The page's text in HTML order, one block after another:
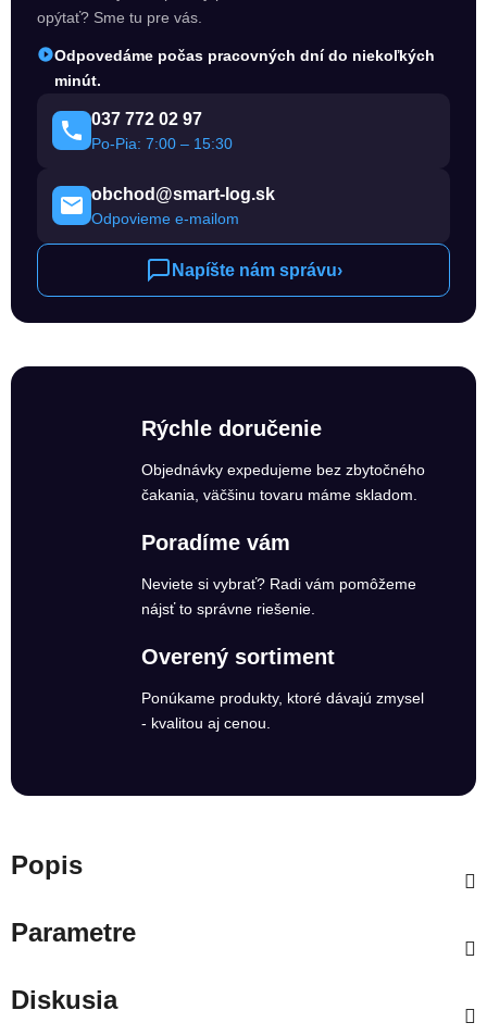
opýtať? Sme tu pre vás.
Odpovedáme počas pracovných dní do niekoľkých
minút.
037 772 02 97
Po-Pia: 7:00 – 15:30
obchod@smart-log.sk
Odpovieme e-mailom
Napíšte nám správu›
Rýchle doručenie
Objednávky expedujeme bez zbytočného
čakania, väčšinu tovaru máme skladom.
Poradíme vám
Neviete si vybrať? Radi vám pomôžeme
nájsť to správne riešenie.
Overený sortiment
Ponúkame produkty, ktoré dávajú zmysel
- kvalitou aj cenou.
Popis
Parametre
Diskusia